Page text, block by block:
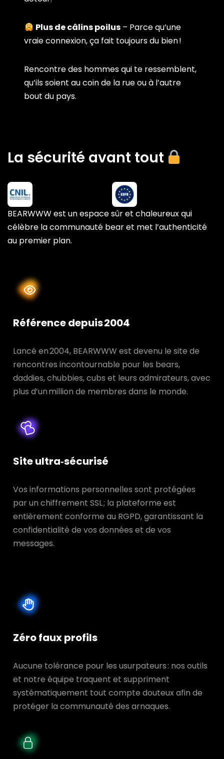
Plus de câlins poilus– Parce qu’une
vraie connexion, ça fait toujours du bien !
Rencontre des hommes qui te ressemblent,
qu’ils soient au coin de la rue ou à l’autre
bout du pays.
La sécurité avant tout
BEARWWW est un espace sûr et chaleureux qui
célèbre la communauté bear et met l’authenticité
au premier plan.
Référence depuis 2004
Lancé en 2004, BEARWWW est devenu le site de
rencontres incontournable pour les bears,
daddies, chubbies, cubs et leurs admirateurs, avec
plus d’un million de membres dans le monde.
Site ultra‑sécurisé
Vos informations personnelles sont protégées
par un chiffrement SSL ; la plateforme est
entièrement conforme au RGPD, garantissant la
confidentialité de vos données et de vos
messages.
Zéro faux profils
Aucune tolérance pour les usurpateurs : nos outils
et notre équipe traquent et suppriment
systématiquement tout compte douteux afin de
protéger la communauté des arnaques.